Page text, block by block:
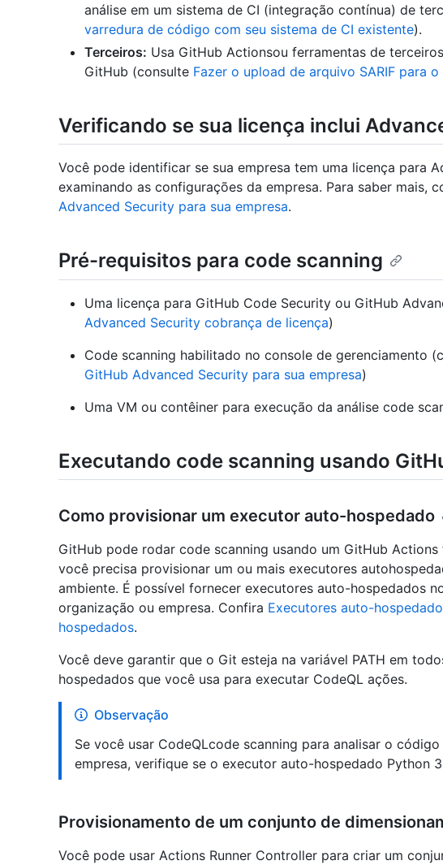
análise em um sistema de CI (integração contínua) de
varredura de código com seu sistema de CI existente).
Terceiros: Usa GitHub Actionsou ferramentas de
GitHub (consulte Fazer o upload de arquivo SARIF para
Verificando se sua licença inclui
Você pode identificar se sua empresa tem uma licença para
examinando as configurações da empresa. Para saber mais,
Advanced Security para sua empresa.
Pré-requisitos para code scanning
Uma licença para GitHub Code Security ou GitHub
Advanced Security cobrança de licença)
Code scanning habilitado no console de gerenciamento
GitHub Advanced Security para sua empresa)
Uma VM ou contêiner para execução da análise code
Executando code scanning usando
Como provisionar um executor auto-hospedado
GitHub pode rodar code scanning usando um GitHub
você precisa provisionar um ou mais executores
ambiente. É possível fornecer executores auto-hospedados
organização ou empresa. Confira Executores auto-
hospedados.
Você deve garantir que o Git esteja na variável PATH em
hospedados que você usa para executar CodeQL ações.
Observação
Se você usar CodeQLcode scanning para analisar o
empresa, verifique se o executor auto-hospedado Python
Provisionamento de um conjunto de
Você pode usar Actions Runner Controller para criar um